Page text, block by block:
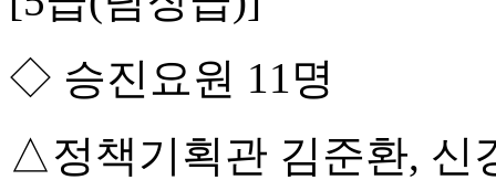
◇ 승진요원 11명
△정책기획관 김준환,